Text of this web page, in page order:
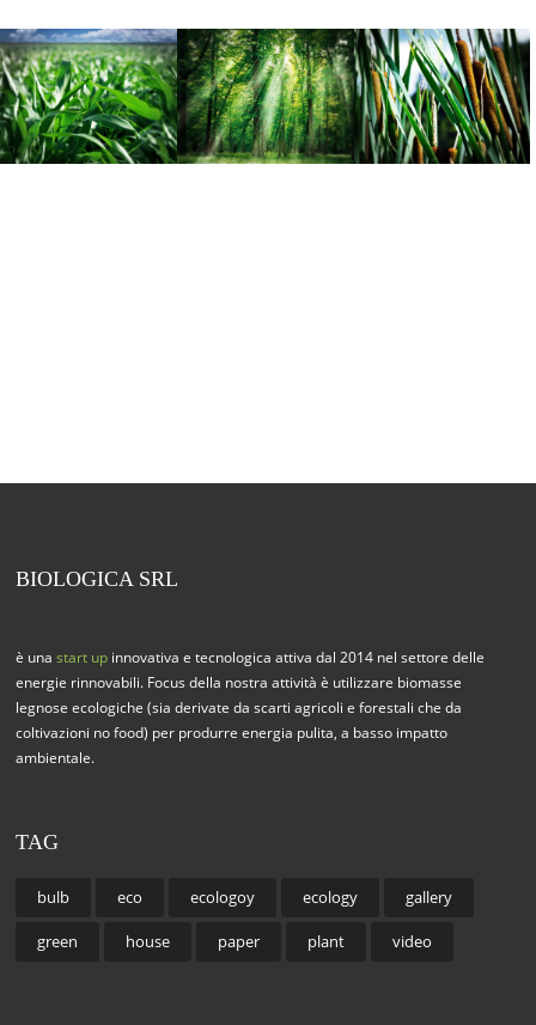
BIOLOGICA SRL
è unastart up innovativa e tecnologica attiva dal 2014 nel settore delle
energie rinnovabili. Focus della nostra attività è utilizzare biomasse
legnose ecologiche (sia derivate da scarti agricoli e forestali che da
coltivazioni no food) per produrre energia pulita, a basso impatto
ambientale.
TAG
bulb eco ecologoy ecology gallery
green house paper plant video